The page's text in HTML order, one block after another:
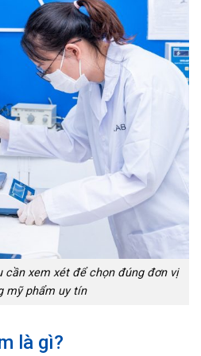
cần xem xét để chọn đúng đơn vị
mỹ phẩm uy tín
là gì?